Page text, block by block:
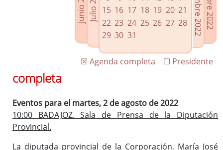
Agenda de Presidencia
Plenos provinciales y Juntas de gobierno
Oficina de Proyectos Europeos
15 16 17 18 19 20 21
22 23 24 25 26 27 28
29 30 31
☐ Presidente
☒ Agenda completa
completa
Eventos para el martes, 2 de agosto de 2022
10:00 BADAJOZ. Sala de Prensa de la Diputación
Provincial.
La diputada provincial de la Corporación, María José